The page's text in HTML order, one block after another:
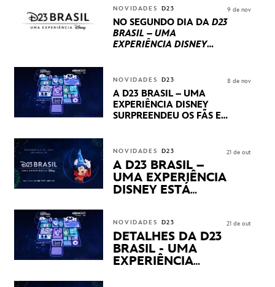
INTERNACIONAIS E
PRODUÇÕES BRASILEIRAS
NOVIDADES D23
NO SEGUNDO DIA DA D23
BRASIL – UMA
EXPERIÊNCIA DISNEY
STUDIOS REVELARAM
PRÉVIAS E NOVIDADES
DOS SEUS PRÓXIMOS
LANÇAMENTOS
9 de nov
NOVIDADES D23
A D23 BRASIL – UMA
EXPERIÊNCIA DISNEY
SURPREENDEU OS FÃS EM
APRESENTAÇÕES E
PRODUTOS EXCLUSIVOS
NO TRANSAMÉRICA EXPO
CENTER EM SÃO PAULO
8 de nov
NOVIDADES D23
A D23 BRASIL –
UMA EXPERIÊNCIA
DISNEY ESTÁ
21 de out
NOVIDADES D23
DETALHES DA D23
BRASIL - UMA
EXPERIÊNCIA
21 de out